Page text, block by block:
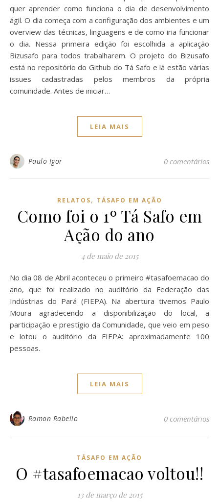
quer aprender como funciona o dia de desenvolvimento
ágil. O dia começa com a configuração dos ambientes e um
overview das técnicas, linguagens e de como iria funcionar
o dia. Nessa primeira edição foi escolhida a aplicação
Bizusafo para todos trabalharem. O projeto do Bizusafo
está no repositório do Github do Tá Safo e lá estão várias
issues cadastradas pelos membros da própria
comunidade. Antes de iniciar…
LEIA MAIS
Paulo Igor 0 comentários
RELATOS, TÁSAFO EM AÇÃO
Como foi o 1º Tá Safo em
Ação do ano
4 de maio de 2015
No dia 08 de Abril aconteceu o primeiro #tasafoemacao do
ano, que foi realizado no auditório da Federação das
Indústrias do Pará (FIEPA). Na abertura tivemos Paulo
Moura agradecendo a disponibilização do local, a
participação e prestígio da Comunidade, que veio em peso
e lotou o auditório da FIEPA: aproximadamente 100
pessoas.
LEIA MAIS
Ramon Rabello 0 comentários
TÁSAFO EM AÇÃO
O #tasafoemacao voltou!!
13 de março de 2015